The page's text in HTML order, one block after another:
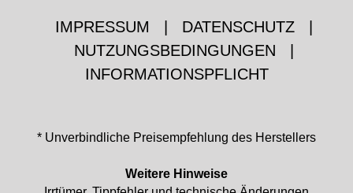
IMPRESSUM DATENSCHUTZ
NUTZUNGSBEDINGUNGEN
INFORMATIONSPFLICHT
* Unverbindliche Preisempfehlung des Herstellers
Weitere Hinweise